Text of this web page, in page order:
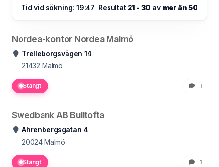
Tid vid sökning: 19:47 Resultat 21 - 30 av mer än 50
Nordea-kontor Nordea Malmö
Trelleborgsvägen 14
21432 Malmö
Stängt 1
Swedbank AB Bulltofta
Ahrenbergsgatan 4
20024 Malmö
Stängt 1